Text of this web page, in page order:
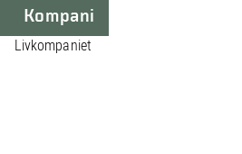
Kompani
Livkompaniet